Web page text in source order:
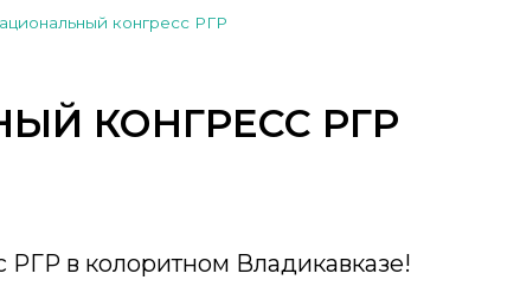
конгресс РГР
КОНГРЕСС РГР
в колоритном Владикавказе!